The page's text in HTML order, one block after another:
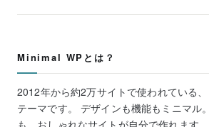
Minimal WPとは？
2012年から約2万サイトで使われている
テーマです。 デザインも機能もミニマル